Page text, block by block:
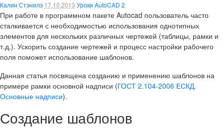
Калин Стэнилэ 17.10.2013 Уроки AutoCAD 2
При работе в программном пакете Autocad пользователь часто
сталкивается с необходимостью использования однотипных
элементов для нескольких различных чертежей (таблицы, рамки и
т.д.). Ускорить создание чертежей и процесс настройки рабочего
поля поможет использование шаблонов.
Данная статья посвящена созданию и применению шаблонов на
примере рамки основной надписи (ГОСТ 2.104-2006 ЕСКД.
Основные надписи).
Создание шаблонов